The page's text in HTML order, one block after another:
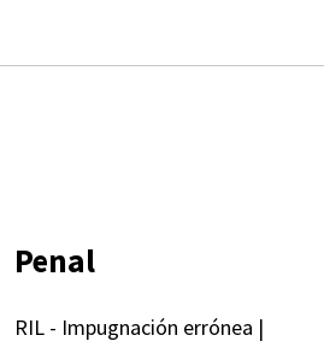
Penal
RIL - Impugnación errónea |